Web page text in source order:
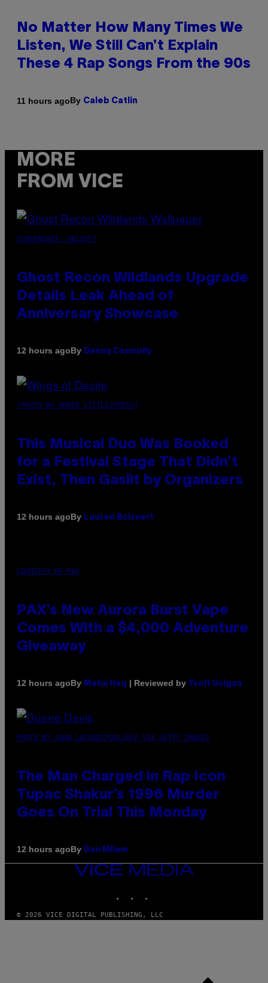
No Matter How Many Times We
Listen, We Still Can’t Explain
These 4 Rap Songs From the 90s
11 hours agoBy Caleb Catlin
MORE
FROM VICE
SCREENSHOT: UBISOFT
Ghost Recon Wildlands Upgrade
Details Leak Ahead of
Anniversary Showcase
12 hours agoBy Denny Connolly
(PHOTO BY AMBER LITTLE/PRESS)
This Musical Duo Was Booked
for a Festival Stage That Didn’t
Exist, Then Gaslit by Organizers
12 hours agoBy Lauren Boisvert
COURTESY OF PAX
PAX’s New Aurora Burst Vape
Comes With a $4,000 Adventure
Giveaway
12 hours agoBy Maha Haq | Reviewed by Ysolt Usigan
PHOTO BY JOHN LOCHER/POOL/AFP VIA GETTY IMAGES
The Man Charged in Rap Icon
Tupac Shakur’s 1996 Murder
Goes On Trial This Monday
12 hours agoBy Dan Milam
VICE
MEDIA
© 2026 VICE DIGITAL PUBLISHING, LLC